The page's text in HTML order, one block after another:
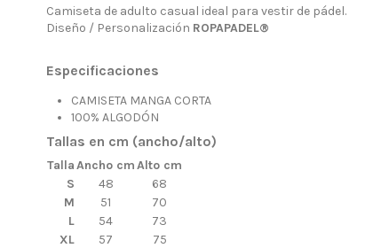
Camiseta de adulto casual ideal para vestir de pádel.
Diseño / Personalización ROPAPADEL®
Especificaciones
CAMISETA MANGA CORTA
100% ALGODÓN
Tallas en cm (ancho/alto)
TallaAncho cmAlto cm
S
48
68
M
51
70
L
54
73
XL
57
75